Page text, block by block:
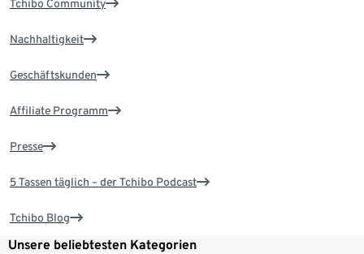
Tchibo Community
Nachhaltigkeit
Geschäftskunden
Affiliate Programm
Presse
5 Tassen täglich – der Tchibo Podcast
Tchibo Blog
Unsere beliebtesten Kategorien